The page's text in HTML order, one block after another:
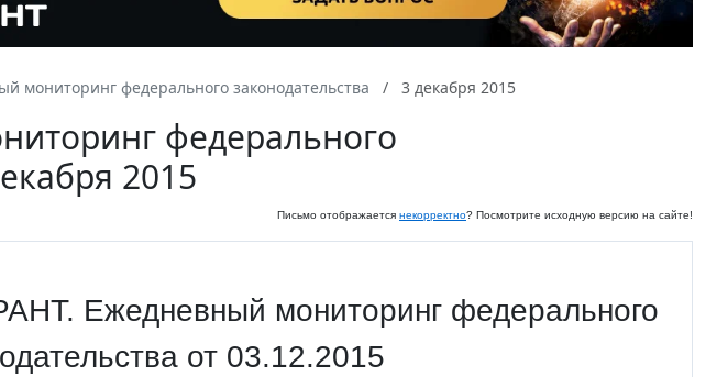
мониторинг федерального законодательства 3 декабря 2015
федерального
2015
Письмо отображается некорректно? Посмотрите исходную версию на сайте!
Ежедневный мониторинг федерального
от 03.12.2015